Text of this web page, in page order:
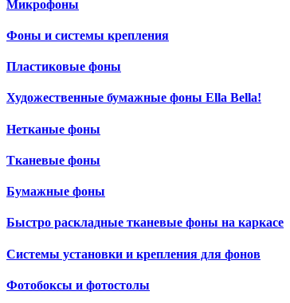
Микрофоны
Фоны и системы крепления
Пластиковые фоны
Художественные бумажные фоны Ella Bella!
Нетканые фоны
Тканевые фоны
Бумажные фоны
Быстро раскладные тканевые фоны на каркасе
Системы установки и крепления для фонов
Фотобоксы и фотостолы